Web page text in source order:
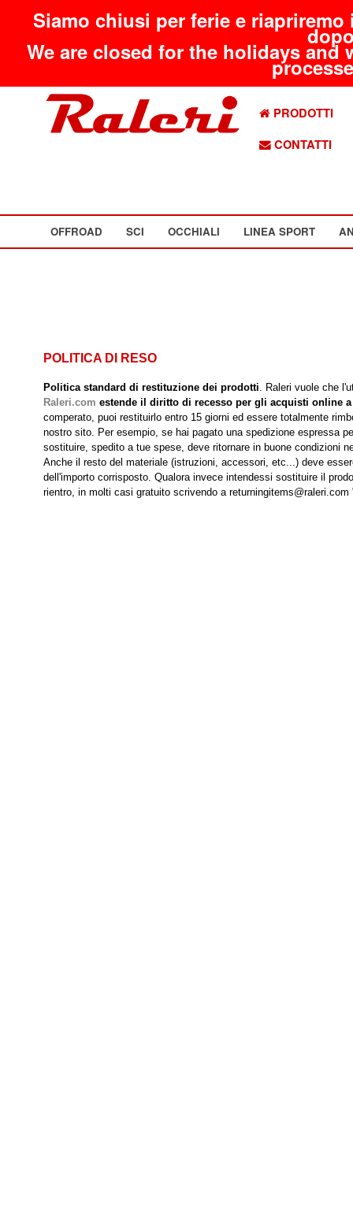
Siamo chiusi per ferie e
We are closed for the holidays
PRODOTTI
CONTATTI
OFFROAD SCI OCCHIALI LINEA SPORT
POLITICA DI RESO
Politica standard di restituzione dei prodotti. Raleri vuole che
Raleri.com estende il diritto di recesso per gli acquisti online
comperato, puoi restituirlo entro 15 giorni ed essere totalmente
nostro sito. Per esempio, se hai pagato una spedizione espressa
sostituire, spedito a tue spese, deve ritornare in buone condizioni
Anche il resto del materiale (istruzioni, accessori, etc...) deve
dell'importo corrisposto. Qualora invece intendessi sostituire il
rientro, in molti casi gratuito scrivendo a